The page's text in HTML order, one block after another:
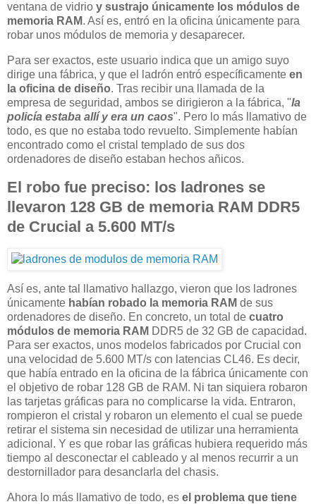
ventana de vidrio y sustrajo únicamente los módulos de
memoria RAM. Así es, entró en la oficina únicamente para
robar unos módulos de memoria y desaparecer.
Para ser exactos, este usuario indica que un amigo suyo
dirige una fábrica, y que el ladrón entró específicamente en
la oficina de diseño. Tras recibir una llamada de la
empresa de seguridad, ambos se dirigieron a la fábrica, "la
policía estaba allí y era un caos". Pero lo más llamativo de
todo, es que no estaba todo revuelto. Simplemente habían
encontrado como el cristal templado de sus dos
ordenadores de diseño estaban hechos añicos.
El robo fue preciso: los ladrones se
llevaron 128 GB de memoria RAM DDR5
de Crucial a 5.600 MT/s
Así es, ante tal llamativo hallazgo, vieron que los ladrones
únicamente habían robado la memoria RAM de sus
ordenadores de diseño. En concreto, un total de cuatro
módulos de memoria RAM DDR5 de 32 GB de capacidad.
Para ser exactos, unos modelos fabricados por Crucial con
una velocidad de 5.600 MT/s con latencias CL46. Es decir,
que había entrado en la oficina de la fábrica únicamente con
el objetivo de robar 128 GB de RAM. Ni tan siquiera robaron
las tarjetas gráficas para no complicarse la vida. Entraron,
rompieron el cristal y robaron un elemento el cual se puede
retirar el sistema sin necesidad de utilizar una herramienta
adicional. Y es que robar las gráficas hubiera requerido más
tiempo al desconectar el cableado y al menos recurrir a un
destornillador para desanclarla del chasis.
Ahora lo más llamativo de todo, es el problema que tiene